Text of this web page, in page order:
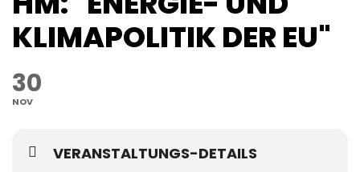
KLIMAPOLITIK DER EU"
30
NOV
VERANSTALTUNGS-DETAILS